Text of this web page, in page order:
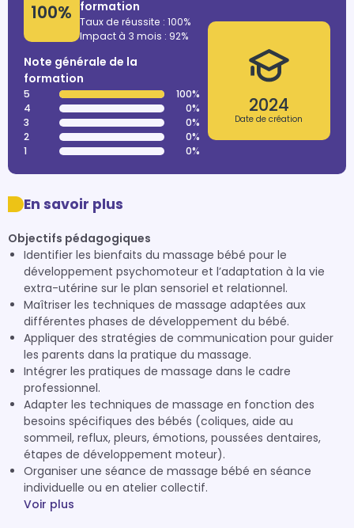
100% formation
Taux de réussite : 100%
Impact à 3 mois : 92%
Note générale de la
formation
5
100%
4
0%
3
0%
2
0%
1
0%
2024
Date de création
En savoir plus
Objectifs pédagogiques
Identifier les bienfaits du massage bébé pour le
développement psychomoteur et l’adaptation à la vie
extra-utérine sur le plan sensoriel et relationnel.
Maîtriser les techniques de massage adaptées aux
différentes phases de développement du bébé.
Appliquer des stratégies de communication pour guider
les parents dans la pratique du massage.
Intégrer les pratiques de massage dans le cadre
professionnel.
Adapter les techniques de massage en fonction des
besoins spécifiques des bébés (coliques, aide au
sommeil, reflux, pleurs, émotions, poussées dentaires,
étapes de développement moteur).
Organiser une séance de massage bébé en séance
individuelle ou en atelier collectif.
Voir plus